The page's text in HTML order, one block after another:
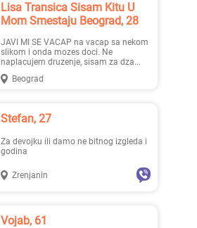
Lisa Transica Sisam Kitu U
Mom Smestaju Beograd, 28
JAVI MI SE VACAP na vacap sa nekom
slikom i onda mozes doci. Ne
naplacujem druzenje, sisam za dza...
Beograd
Stefan, 27
Za devojku ili damo ne bitnog izgleda i
godina
Zrenjanin
Vojab, 61